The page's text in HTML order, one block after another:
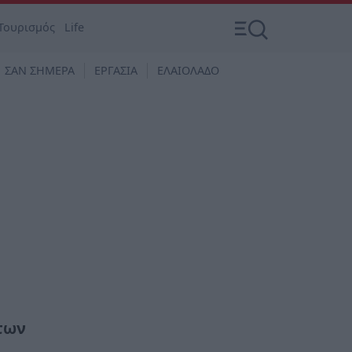
Life
ΣΑΝ ΣΗΜΕΡΑ ΕΡΓΑΣΙΑ ΕΛΑΙΟΛΑΔΟ